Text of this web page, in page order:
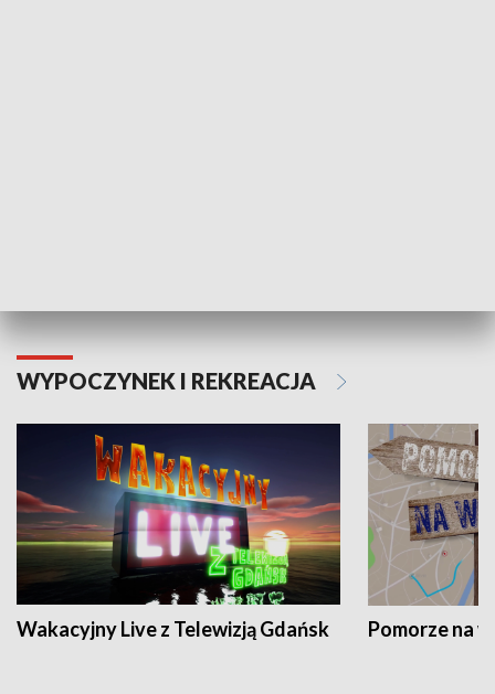
WYPOCZYNEK I REKREACJA
Wakacyjny Live z Telewizją Gdańsk Pomorze na